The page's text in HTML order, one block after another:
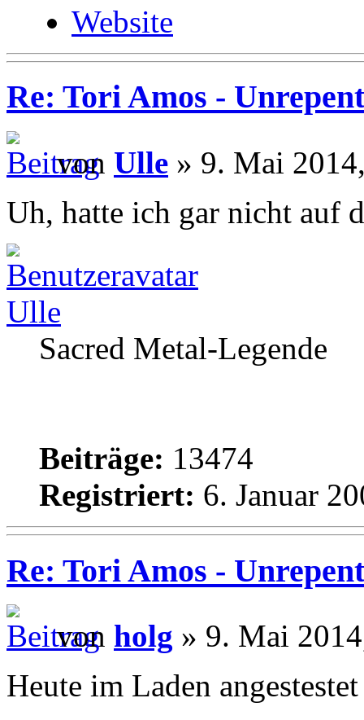
Website
Re: Tori Amos -
von Ulle » 9. Mai
Uh, hatte ich gar nicht auf
Ulle
Sacred Metal-Legende
Beiträge: 13474
Registriert: 6. Januar
Re: Tori Amos -
von holg » 9. Mai
Heute im Laden